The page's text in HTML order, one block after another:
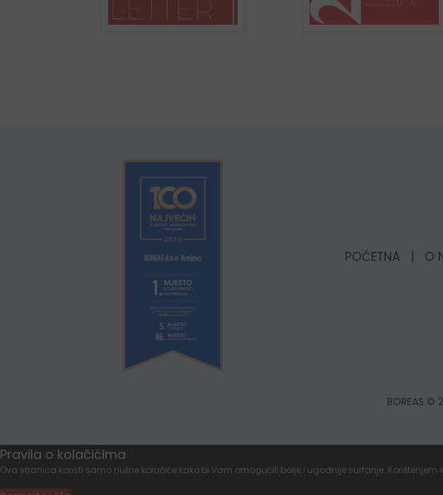
POČETNA | O
BOREAS ©
Pravila o kolačićima
Ova stranica koristi samo nužne kolačiće kako bi Vam omogućili bolje i ugodnije surfanje.